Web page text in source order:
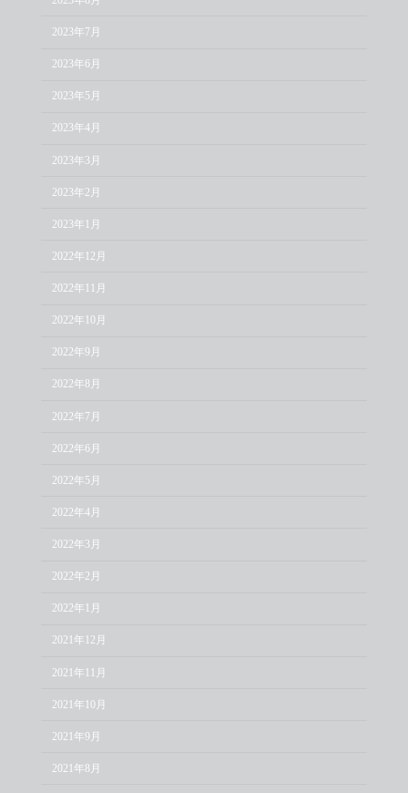
2023年7月
2023年6月
2023年5月
2023年4月
2023年3月
2023年2月
2023年1月
2022年12月
2022年11月
2022年10月
2022年9月
2022年8月
2022年7月
2022年6月
2022年5月
2022年4月
2022年3月
2022年2月
2022年1月
2021年12月
2021年11月
2021年10月
2021年9月
2021年8月